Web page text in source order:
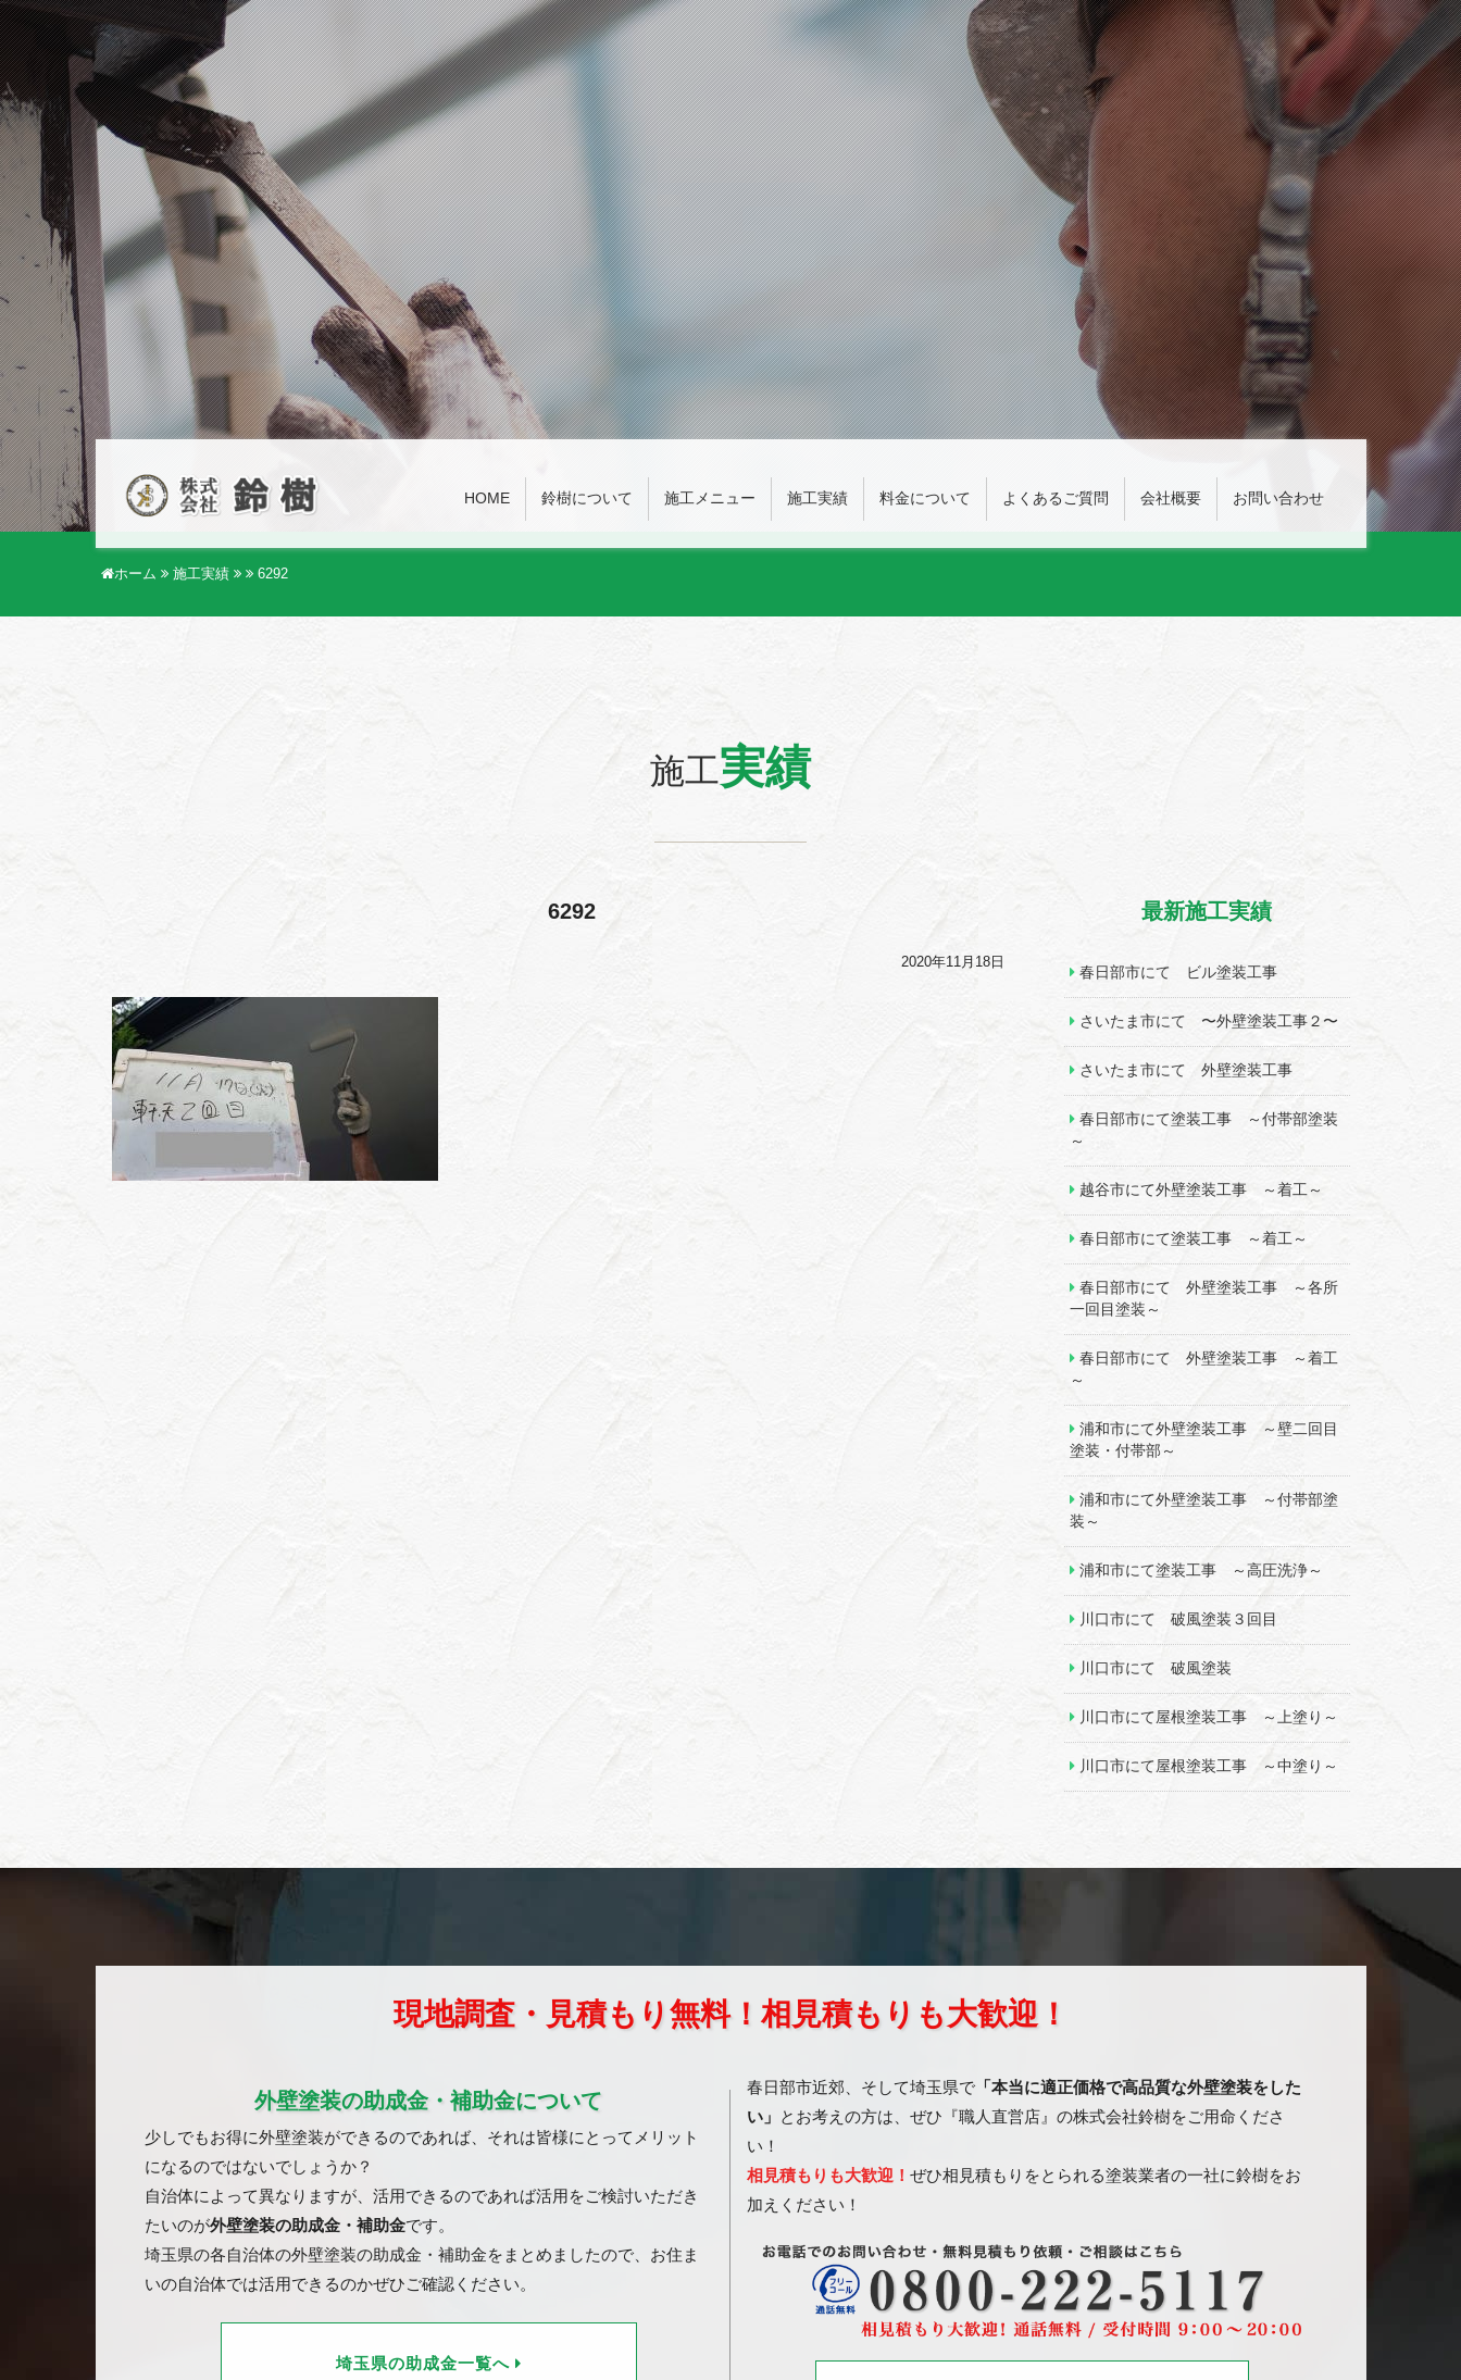
HOME 鈴樹について 施工メニュー 施工実績 料金について よくあるご質問 会社概要 お問い合わせ
ホーム 施工実績 6292
施工実績
6292
2020年11月18日
最新施工実績
春日部市にて ビル塗装工事
さいたま市にて 〜外壁塗装工事２〜
さいたま市にて 外壁塗装工事
春日部市にて塗装工事 ～付帯部塗装
～
越谷市にて外壁塗装工事 ～着工～
春日部市にて塗装工事 ～着工～
春日部市にて 外壁塗装工事 ～各所
一回目塗装～
春日部市にて 外壁塗装工事 ～着工
～
浦和市にて外壁塗装工事 ～壁二回目
塗装・付帯部～
浦和市にて外壁塗装工事 ～付帯部塗
装～
浦和市にて塗装工事 ～高圧洗浄～
川口市にて 破風塗装３回目
川口市にて 破風塗装
川口市にて屋根塗装工事 ～上塗り～
川口市にて屋根塗装工事 ～中塗り～
現地調査・見積もり無料！相見積もりも大歓迎！
外壁塗装の助成金・補助金について
少しでもお得に外壁塗装ができるのであれば、それは皆様にとってメリット
になるのではないでしょうか？
自治体によって異なりますが、活用できるのであれば活用をご検討いただき
たいのが外壁塗装の助成金・補助金です。
埼玉県の各自治体の外壁塗装の助成金・補助金をまとめましたので、お住ま
いの自治体では活用できるのかぜひご確認ください。
埼玉県の助成金一覧へ
春日部市近郊、そして埼玉県で 「本当に適正価格で高品質な外壁塗装をした
い」
とお考えの方は、ぜひ『職人直営店』の株式会社鈴樹をご用命くださ
い！
相見積もりも大歓迎！ ぜひ相見積もりをとられる塗装業者の一社に鈴樹をお
加えください！